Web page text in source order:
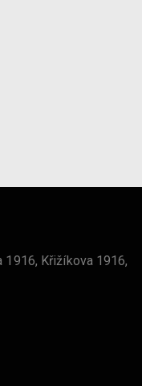
1916, Křižíkova 1916,